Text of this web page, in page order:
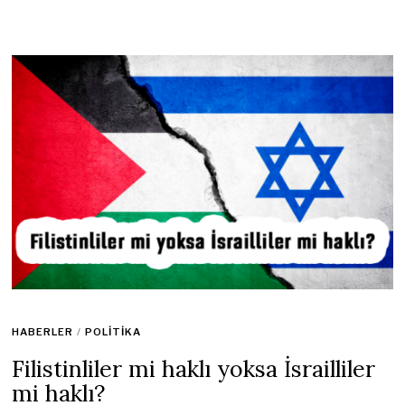
HABERLER / POLITIKA
Filistinliler mi haklı yoksa İsrailliler
mi haklı?